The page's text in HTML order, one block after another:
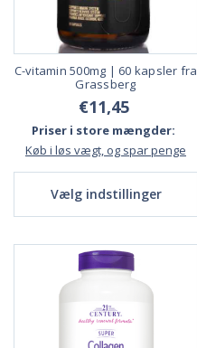
C-vitamin 500mg | 60 kapsler fra
Grassberg
€11,45
Priser i store mængder:
Køb i løs vægt, og spar penge
Vælg indstillinger